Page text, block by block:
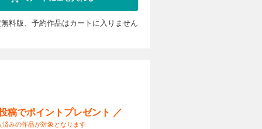
料版、予約作品はカートに入りません
稿でポイントプレゼント ／
済みの作品が対象となります